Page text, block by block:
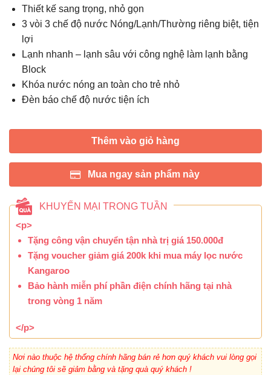
Thiết kế sang trọng, nhỏ gọn
3 vòi 3 chế độ nước Nóng/Lạnh/Thường riêng biệt, tiện
lợi
Lạnh nhanh – lạnh sâu với công nghệ làm lạnh bằng
Block
Khóa nước nóng an toàn cho trẻ nhỏ
Đèn báo chế độ nước tiện ích
Thêm vào giỏ hàng
Mua ngay sản phẩm này
KHUYẾN MẠI TRONG TUẦN
<p>
Tặng công vận chuyển tận nhà trị giá 150.000đ
Tặng voucher giảm giá 200k khi mua máy lọc nước
Kangaroo
Bảo hành miễn phí phần điện chính hãng tại nhà
trong vòng 1 năm
</p>
Nơi nào thuộc hệ thống chính hãng bán rẻ hơn quý khách vui lòng gọi
lại chúng tôi sẽ giảm bằng và tặng quà quý khách !